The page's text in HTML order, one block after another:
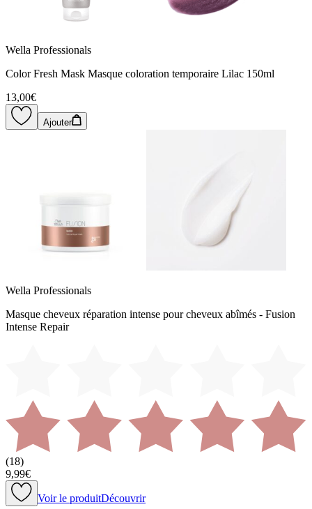
Wella Professionals
Color Fresh Mask Masque coloration temporaire Lilac 150ml
13,00€
Ajouter
Wella Professionals
Masque cheveux réparation intense pour cheveux abîmés - Fusion
Intense Repair
(18)
9,99€
Voir le produitDécouvrir